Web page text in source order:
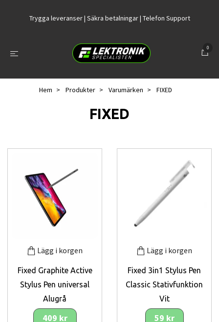
Trygga leveranser | Säkra betalningar | Telefon Support
0
Hem Produkter Varumärken FIXED
FIXED
Lägg i korgen
Fixed Graphite Active
Stylus Pen universal
Alugrå
409 kr
Lägg i korgen
Fixed 3in1 Stylus Pen
Classic Stativfunktion
Vit
59 kr